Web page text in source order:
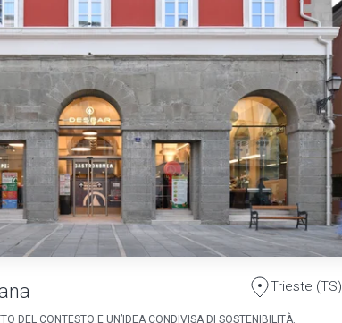
Trieste (TS)
DEL CONTESTO E UN’IDEA CONDIVISA DI SOSTENIBILITÀ.